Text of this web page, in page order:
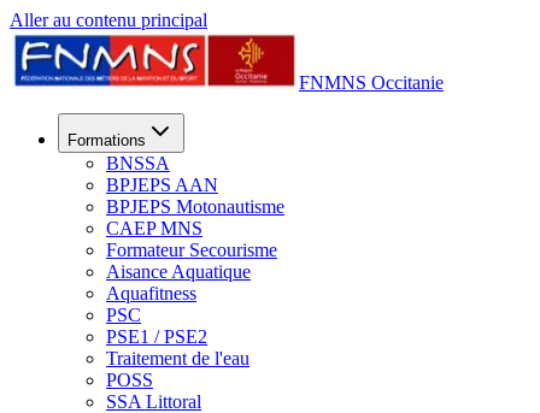
Aller au contenu principal
FNMNS Occitanie
Formations
BNSSA
BPJEPS AAN
BPJEPS Motonautisme
CAEP MNS
Formateur Secourisme
Aisance Aquatique
Aquafitness
PSC
PSE1 / PSE2
Traitement de l'eau
POSS
SSA Littoral